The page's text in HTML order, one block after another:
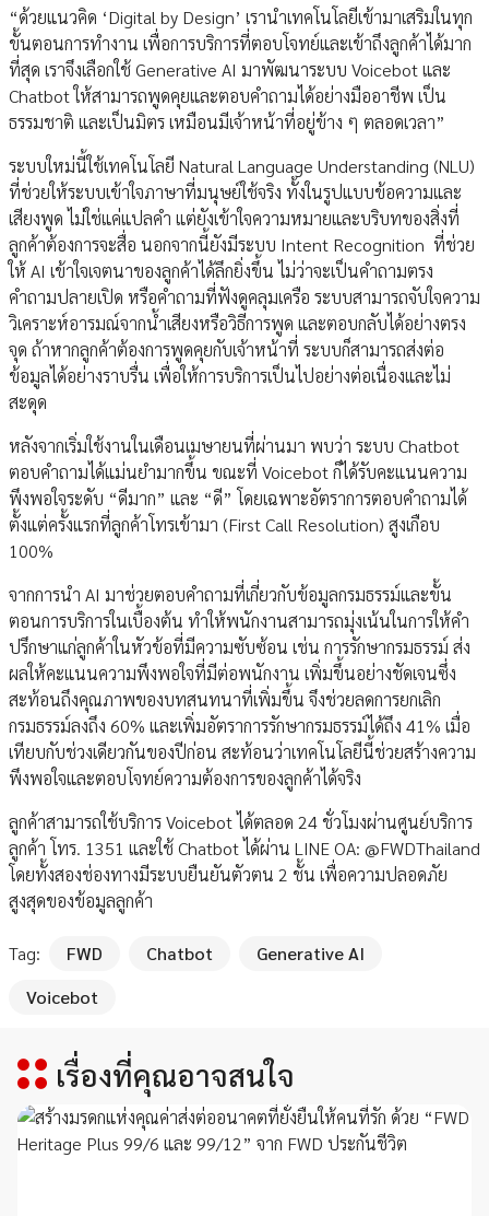
“ด้วยแนวคิด ‘Digital by Design’ เรานำเทคโนโลยีเข้ามาเสริมในทุก
ขั้นตอนการทำงาน เพื่อการบริการที่ตอบโจทย์และเข้าถึงลูกค้าได้มาก
ที่สุด เราจึงเลือกใช้ Generative AI มาพัฒนาระบบ Voicebot และ
Chatbot ให้สามารถพูดคุยและตอบคำถามได้อย่างมืออาชีพ เป็น
ธรรมชาติ และเป็นมิตร เหมือนมีเจ้าหน้าที่อยู่ข้าง ๆ ตลอดเวลา”
ระบบใหม่นี้ใช้เทคโนโลยี Natural Language Understanding (NLU)
ที่ช่วยให้ระบบเข้าใจภาษาที่มนุษย์ใช้จริง ทั้งในรูปแบบข้อความและ
เสียงพูด ไม่ใช่แค่แปลคำ แต่ยังเข้าใจความหมายและบริบทของสิ่งที่
ลูกค้าต้องการจะสื่อ นอกจากนี้ยังมีระบบ Intent Recognition ที่ช่วย
ให้ AI เข้าใจเจตนาของลูกค้าได้ลึกยิ่งขึ้น ไม่ว่าจะเป็นคำถามตรง
คำถามปลายเปิด หรือคำถามที่ฟังดูคลุมเครือ ระบบสามารถจับใจความ
วิเคราะห์อารมณ์จากน้ำเสียงหรือวิธีการพูด และตอบกลับได้อย่างตรง
จุด ถ้าหากลูกค้าต้องการพูดคุยกับเจ้าหน้าที่ ระบบก็สามารถส่งต่อ
ข้อมูลได้อย่างราบรื่น เพื่อให้การบริการเป็นไปอย่างต่อเนื่องและไม่
สะดุด
หลังจากเริ่มใช้งานในเดือนเมษายนที่ผ่านมา พบว่า ระบบ Chatbot
ตอบคำถามได้แม่นยำมากขึ้น ขณะที่ Voicebot ก็ได้รับคะแนนความ
พึงพอใจระดับ “ดีมาก” และ “ดี” โดยเฉพาะอัตราการตอบคำถามได้
ตั้งแต่ครั้งแรกที่ลูกค้าโทรเข้ามา (First Call Resolution) สูงเกือบ
100%
จากการนำ AI มาช่วยตอบคำถามที่เกี่ยวกับข้อมูลกรมธรรม์และขั้น
ตอนการบริการในเบื้องต้น ทำให้พนักงานสามารถมุ่งเน้นในการให้คำ
ปรึกษาแก่ลูกค้าในหัวข้อที่มีความซับซ้อน เช่น การรักษากรมธรรม์ ส่ง
ผลให้คะแนนความพึงพอใจที่มีต่อพนักงาน เพิ่มขึ้นอย่างชัดเจนซึ่ง
สะท้อนถึงคุณภาพของบทสนทนาที่เพิ่มขึ้น จึงช่วยลดการยกเลิก
กรมธรรม์ลงถึง 60% และเพิ่มอัตราการรักษากรมธรรม์ได้ถึง 41% เมื่อ
เทียบกับช่วงเดียวกันของปีก่อน สะท้อนว่าเทคโนโลยีนี้ช่วยสร้างความ
พึงพอใจและตอบโจทย์ความต้องการของลูกค้าได้จริง
ลูกค้าสามารถใช้บริการ Voicebot ได้ตลอด 24 ชั่วโมงผ่านศูนย์บริการ
ลูกค้า โทร. 1351 และใช้ Chatbot ได้ผ่าน LINE OA: @FWDThailand
โดยทั้งสองช่องทางมีระบบยืนยันตัวตน 2 ชั้น เพื่อความปลอดภัย
สูงสุดของข้อมูลลูกค้า
Tag: FWD Chatbot
Generative AI
Voicebot
เรื่องที่คุณอาจสนใจ